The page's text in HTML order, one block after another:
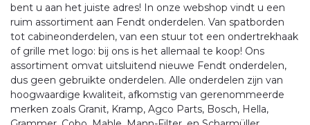
bent u aan het juiste adres! In onze webshop vindt u een
ruim assortiment aan Fendt onderdelen. Van spatborden
tot cabineonderdelen, van een stuur tot een ondertrekhaak
of grille met logo: bij ons is het allemaal te koop! Ons
assortiment omvat uitsluitend nieuwe Fendt onderdelen,
dus geen gebruikte onderdelen. Alle onderdelen zijn van
hoogwaardige kwaliteit, afkomstig van gerenommeerde
merken zoals Granit, Kramp, Agco Parts, Bosch, Hella,